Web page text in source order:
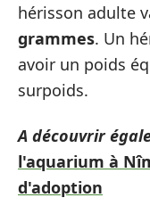
hérisson adulte
grammes. Un
avoir un poids
surpoids.
A découvrir
l'aquarium à
d'adoption